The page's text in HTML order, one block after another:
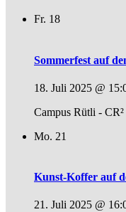
Fr. 18
Sommerfest auf
18. Juli 2025 @
Campus Rütli - CR²
Mo. 21
Kunst-Koffer auf
21. Juli 2025 @